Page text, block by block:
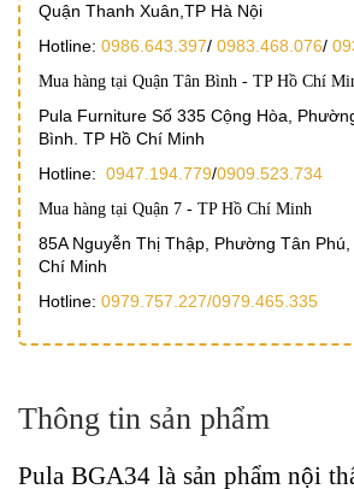
Quận Thanh Xuân,TP Hà Nội
Hotline: 0986.643.397/ 0983.468.076/
Mua hàng tại Quận Tân Bình - TP Hồ Chí
Pula Furniture Số 335 Cộng Hòa,
Bình. TP Hồ Chí Minh
Hotline: 0947.194.779/0909.523.734
Mua hàng tại Quận 7 - TP Hồ Chí Minh
85A Nguyễn Thị Thập, Phường Tân
Chí Minh
Hotline: 0979.757.227/0979.465.335
Thông tin sản phẩm
Pula BGA34 là sản phẩm nội